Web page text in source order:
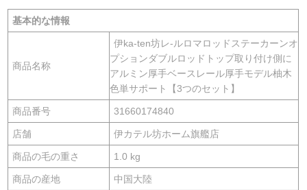
基本的な情報
商品名称
伊ka-ten坊レ-ルロマロッドステーカーンオ
プションダブルロッドトップ取り付け側に
アルミン厚手ベースレール厚手モデル柚木
色単サポート【3つのセット】
商品番号 31660174840
店舗 伊カテル坊ホーム旗艦店
商品の毛の重さ 1.0 kg
商品の産地 中国大陸